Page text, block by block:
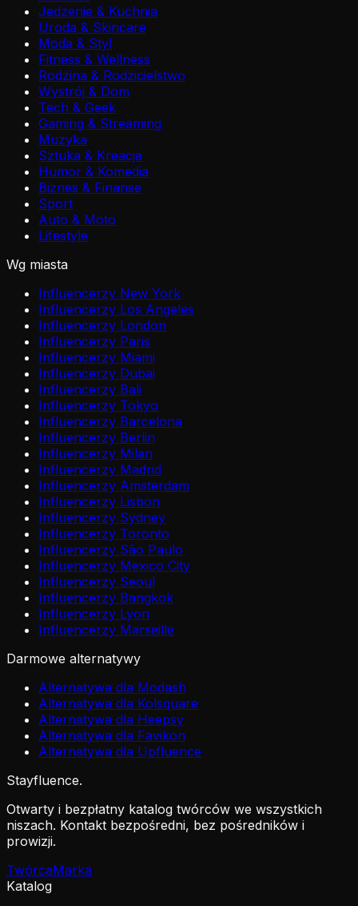
Jedzenie & Kuchnia
Uroda & Skincare
Moda & Styl
Fitness & Wellness
Rodzina & Rodzicielstwo
Wystrój & Dom
Tech & Geek
Gaming & Streaming
Muzyka
Sztuka & Kreacja
Humor & Komedia
Biznes & Finanse
Sport
Auto & Moto
Lifestyle
Wg miasta
Influencerzy New York
Influencerzy Los Angeles
Influencerzy London
Influencerzy Paris
Influencerzy Miami
Influencerzy Dubai
Influencerzy Bali
Influencerzy Tokyo
Influencerzy Barcelona
Influencerzy Berlin
Influencerzy Milan
Influencerzy Madrid
Influencerzy Amsterdam
Influencerzy Lisbon
Influencerzy Sydney
Influencerzy Toronto
Influencerzy São Paulo
Influencerzy Mexico City
Influencerzy Seoul
Influencerzy Bangkok
Influencerzy Lyon
Influencerzy Marseille
Darmowe alternatywy
Alternatywa dla Modash
Alternatywa dla Kolsquare
Alternatywa dla Heepsy
Alternatywa dla Favikon
Alternatywa dla Upfluence
Stayfluence.
Otwarty i bezpłatny katalog twórców we wszystkich
niszach. Kontakt bezpośredni, bez pośredników i
prowizji.
TwórcaMarka
Katalog